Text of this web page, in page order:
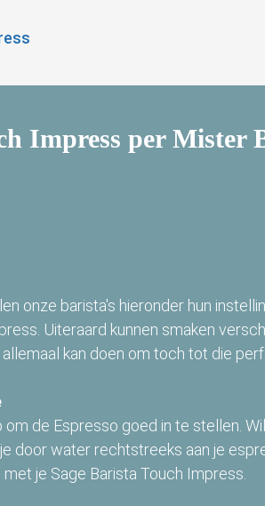
Impress per Mister
onze barista's hieronder hun
Uiteraard kunnen smaken
kan doen om toch tot die
de Espresso goed in te stellen.
door water rechtstreeks aan je
je Sage Barista Touch Impress.